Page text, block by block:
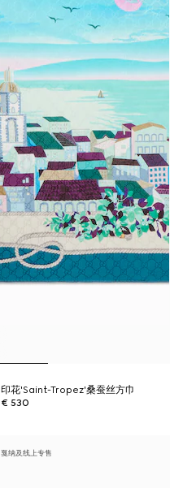
印花'Saint-Tropez'桑蚕丝方巾
€ 530
戛纳及线上专售